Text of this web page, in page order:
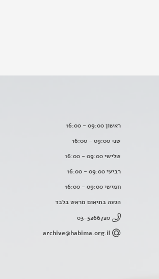
ראשון 09:00 - 16:00
שני 09:00 - 16:00
שלישי 09:00 - 16:00
רביעי 09:00 - 16:00
חמישי 09:00 - 16:00
הגעה בתיאום מראש בלבד
03-5266720
archive@habima.org.il